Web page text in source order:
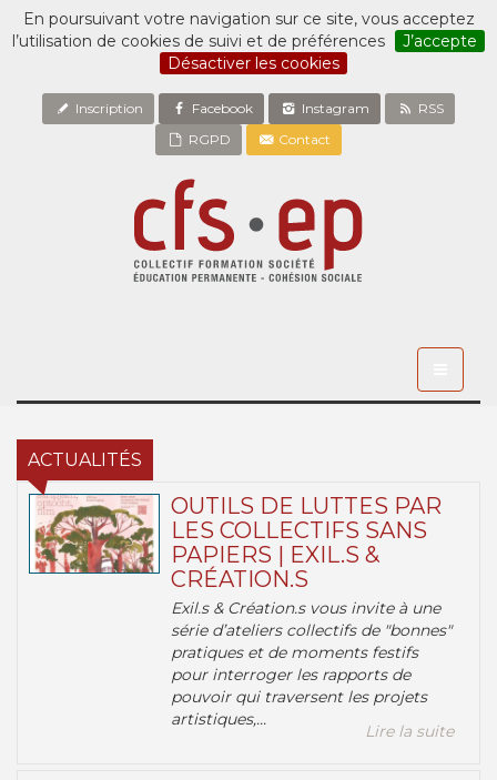
En poursuivant votre navigation sur ce site, vous acceptez
l’utilisation de cookies de suivi et de préférences
J’accepte
Désactiver les cookies
Inscription Facebook Instagram
RSS
RGPD
Contact
ACTUALITÉS
OUTILS DE LUTTES PAR
LES COLLECTIFS SANS
PAPIERS | EXIL.S &
CRÉATION.S
Exil.s & Création.s vous invite à une
série d’ateliers collectifs de "bonnes"
pratiques et de moments festifs
pour interroger les rapports de
pouvoir qui traversent les projets
artistiques,...
Lire la suite